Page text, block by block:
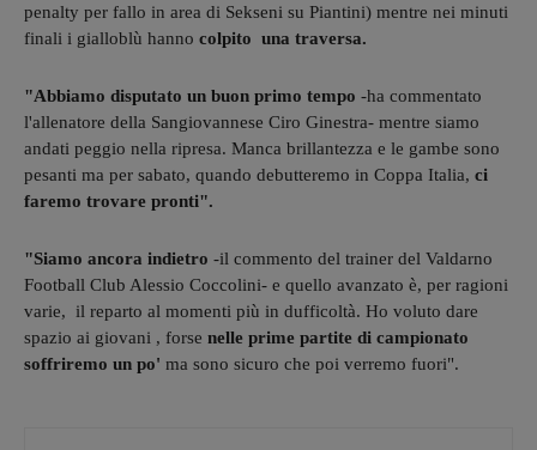
penalty per fallo in area di Sekseni su Piantini) mentre nei minuti
finali i gialloblù hanno colpito una traversa.
"Abbiamo disputato un buon primo tempo -ha commentato
l'allenatore della Sangiovannese Ciro Ginestra- mentre siamo
andati peggio nella ripresa. Manca brillantezza e le gambe sono
pesanti ma per sabato, quando debutteremo in Coppa Italia, ci
faremo trovare pronti".
"Siamo ancora indietro -il commento del trainer del Valdarno
Football Club Alessio Coccolini- e quello avanzato è, per ragioni
varie, il reparto al momenti più in dufficoltà. Ho voluto dare
spazio ai giovani , forse nelle prime partite di campionato
soffriremo un po' ma sono sicuro che poi verremo fuori".